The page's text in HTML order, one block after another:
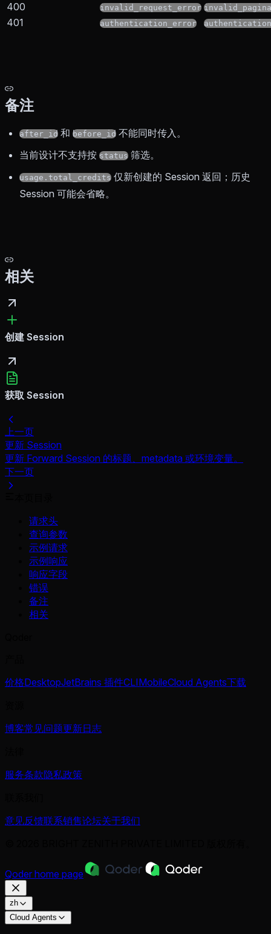
400 invalid_request_error
401 authentication_error
备注
after_id 和 before_id 不能同时传入。
当前设计不支持按 status 筛选。
usage.total_credits 仅新创建的 Session 返回；历史
Session 可能会省略。
相关
创建 Session
获取 Session
上一页
更新 Session
更新 Forward Session 的标题、metadata 或环境变量。
下一页
请求头
查询参数
示例请求
示例响应
响应字段
错误
备注
相关
价格DesktopJetBrains 插件CLIMobileCloud Agents下载
博客常见问题更新日志
服务条款隐私政策
意见反馈联系销售论坛关于我们
Qoder home page
zh
Cloud Agents